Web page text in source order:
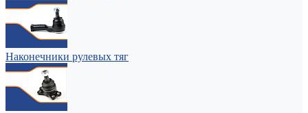
Наконечники рулевых тяг